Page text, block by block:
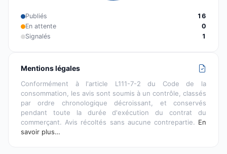
Publiés
16
En attente
0
Signalés
1
Mentions légales
Conformément à l'article L111-7-2 du Code de la
consommation, les avis sont soumis à un contrôle, classés
par ordre chronologique décroissant, et conservés
pendant toute la durée d'exécution du contrat du
commerçant. Avis récoltés sans aucune contrepartie. En
savoir plus…